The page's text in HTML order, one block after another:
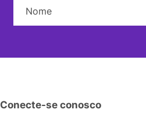
Conecte-se conosco